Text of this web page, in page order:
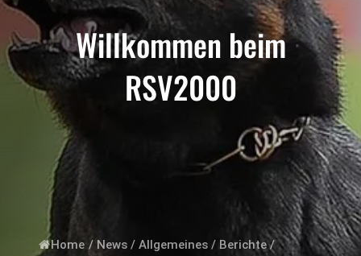
Willkommen beim
RSV2000
Home / News / Allgemeines / Berichte /